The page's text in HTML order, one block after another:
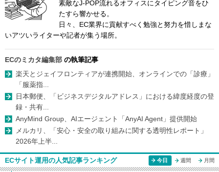
素敵なJ-POP流れるオフィスにタイピング音をひ
たすら響かせる。
日々、EC業界に貢献すべく勉強と努力を惜しまな
いアツいライターや記者が集う場所。
ECのミカタ編集部 の執筆記事
楽天とジェイフロンティアが連携開始、オンラインでの「診療」
「服薬指...
日本郵便、「ビジネスデジタルアドレス」における緯度経度の登
録・共有...
AnyMind Group、AIエージェント「AnyAI Agent」提供開始
メルカリ、「安心・安全の取り組みに関する透明性レポート」
2026年上半...
ECサイト運用の人気記事ランキング 今日 週間 月間